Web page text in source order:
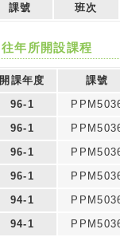
課號 班次
往年所開設課程
開課年度 課號
96-1
96-1
96-1
96-1
94-1
94-1